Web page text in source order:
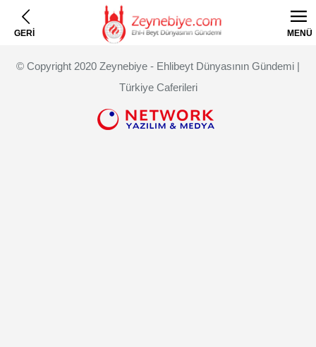
GERİ MENÜ
© Copyright 2020 Zeynebiye - Ehlibeyt Dünyasının Gündemi |
Türkiye Caferileri